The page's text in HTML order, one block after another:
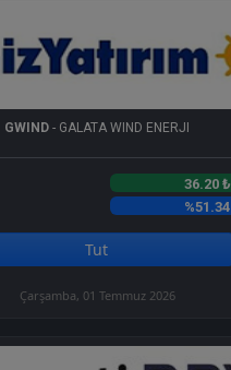
GWIND - GALATA WIND ENERJI
36.20 ₺
%51.34
Tut
Çarşamba, 01 Temmuz 2026